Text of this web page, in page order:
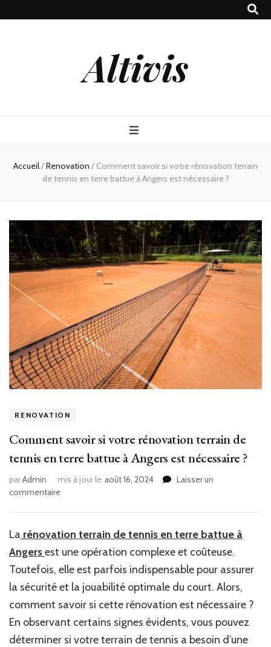
Altivis
Accueil/Renovation / Comment savoir si votre rénovation terrain
de tennis en terre battue à Angers est nécessaire ?
RENOVATION
Comment savoir si votre rénovation terrain de
tennis en terre battue à Angers est nécessaire ?
parAdmin mis à jour le août 16, 2024
Laisser un
commentairesur
si
votre
rénovation
terrain
tennis
en
terre
La rénovation terrain de tennis en terre battue à
Angersest une opération complexe et coûteuse.
Toutefois, elle est parfois indispensable pour assurer
la sécurité et la jouabilité optimale du court. Alors,
comment savoir si cette rénovation est nécessaire ?
En observant certains signes évidents, vous pouvez
déterminer si votre terrain de tennis a besoin d’une